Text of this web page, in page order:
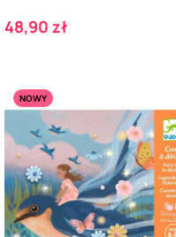
Cena
48,90 zł
NOWY